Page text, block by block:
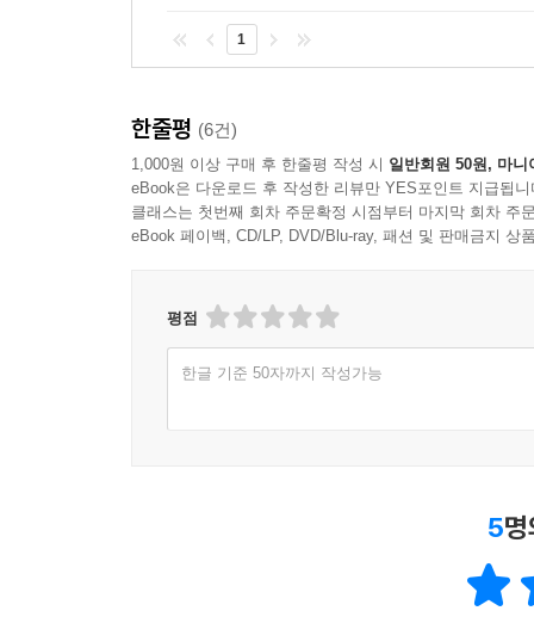
1
한줄평 (6건)
1,000원 이상 구매 후 한줄평 작성 시 일반회원 50원, 마니
eBook은 다운로드 후 작성한 리뷰만 YES포인트 지급됩니
클래스는 첫번째 회차 주문확정 시점부터 마지막 회차 주
eBook 페이백, CD/LP, DVD/Blu-ray, 패션 및 판매금지 상
평점
한글 기준 50자까지 작성가능
5